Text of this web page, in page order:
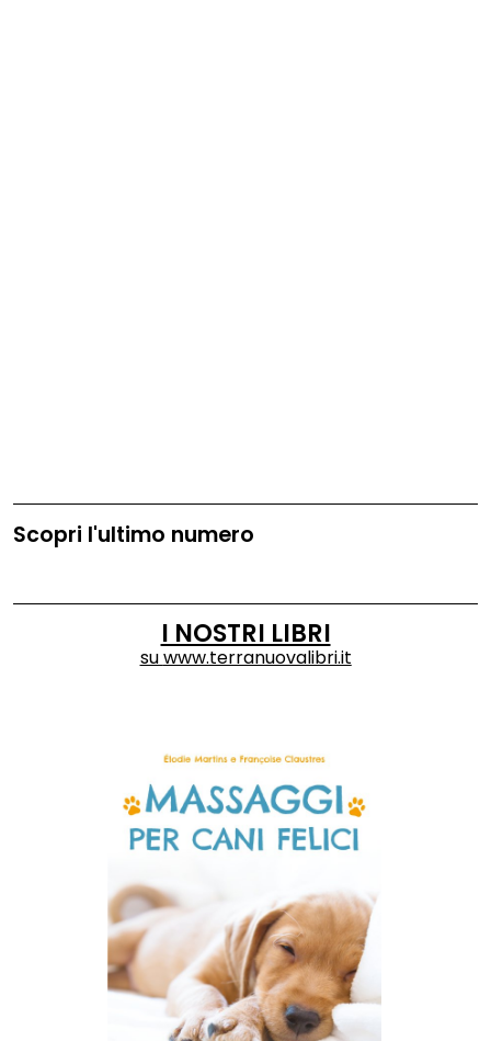
Scopri l'ultimo numero
I NOSTRI LIBRI
suwww.terranuovalibri.it